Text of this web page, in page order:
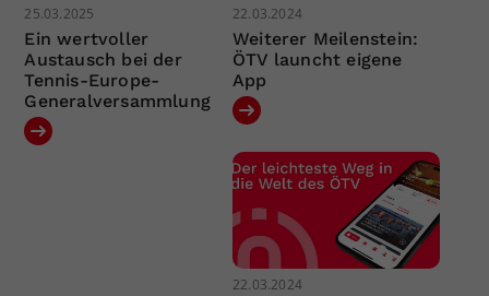
25.03.2025
Ein wertvoller
Austausch bei der
Tennis-Europe-
Generalversammlung
22.03.2024
Weiterer Meilenstein:
ÖTV launcht eigene
App
22.03.2024